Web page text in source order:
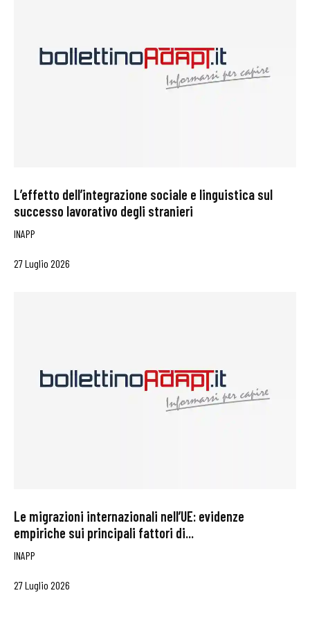
L’effetto dell’integrazione sociale e linguistica sul
successo lavorativo degli stranieri
INAPP
27 Luglio 2026
Le migrazioni internazionali nell’UE: evidenze
empiriche sui principali fattori di...
INAPP
27 Luglio 2026